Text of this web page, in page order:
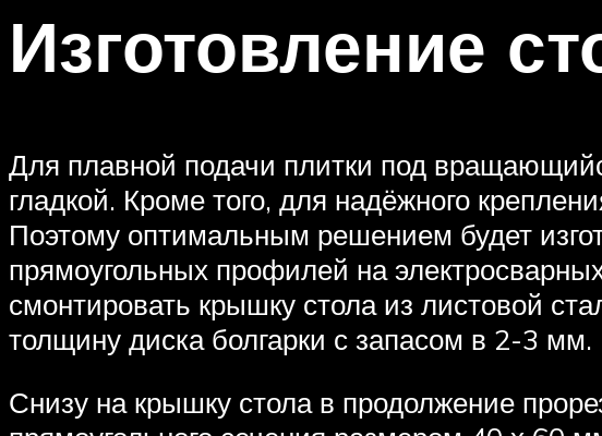
Изготовление
Для плавной подачи плитки под
гладкой. Кроме того, для надёжного
Поэтому оптимальным решением будет
прямоугольных профилей на
смонтировать крышку стола из листовой
толщину диска болгарки с запасом в 2-3 мм.
Снизу на крышку стола в продолжение